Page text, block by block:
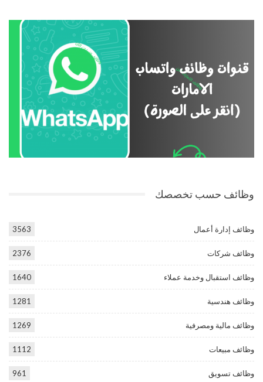
وظائف حسب تخصصك
وظائف إدارة أعمال 3563
وظائف شركات 2376
وظائف استقبال وخدمة عملاء 1640
وظائف هندسية 1281
وظائف مالية ومصرفية 1269
وظائف مبيعات 1112
وظائف تسويق 961